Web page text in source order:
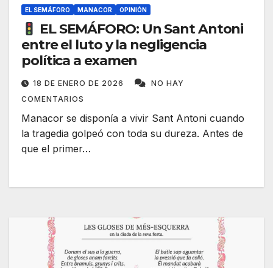
EL SEMÁFORO MANACOR OPINIÓN
EL SEMÁFORO: Un Sant Antoni
entre el luto y la negligencia
política a examen
18 DE ENERO DE 2026
NO HAY
COMENTARIOS
Manacor se disponía a vivir Sant Antoni cuando
la tragedia golpeó con toda su dureza. Antes de
que el primer…